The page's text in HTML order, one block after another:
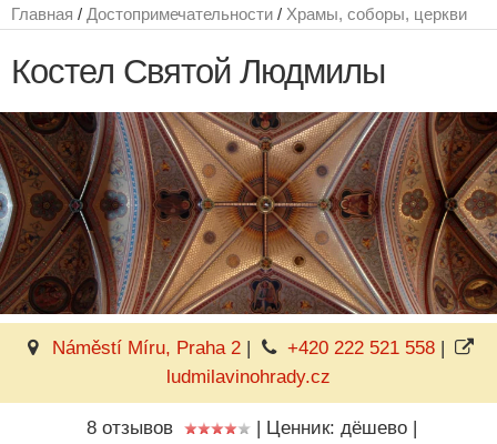
Главная / Достопримечательности / Храмы, соборы, церкви
Костел Святой Людмилы
Náměstí Míru, Praha 2| +420 222 521 558 |
ludmilavinohrady.cz
8 отзывов | Ценник: дёшево |